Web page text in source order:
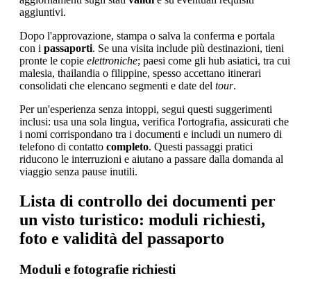
aggiuntivi.
Dopo l'approvazione, stampa o salva la conferma e portala
con i passaporti. Se una visita include più destinazioni, tieni
pronte le copie elettroniche; paesi come gli hub asiatici, tra cui
malesia, thailandia o filippine, spesso accettano itinerari
consolidati che elencano segmenti e date del tour.
Per un'esperienza senza intoppi, segui questi suggerimenti
inclusi: usa una sola lingua, verifica l'ortografia, assicurati che
i nomi corrispondano tra i documenti e includi un numero di
telefono di contatto completo. Questi passaggi pratici
riducono le interruzioni e aiutano a passare dalla domanda al
viaggio senza pause inutili.
Lista di controllo dei documenti per
un visto turistico: moduli richiesti,
foto e validità del passaporto
Moduli e fotografie richiesti